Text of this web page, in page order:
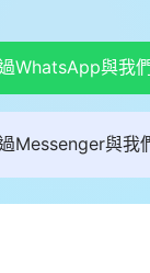
WhatsApp與我
Messenger與我